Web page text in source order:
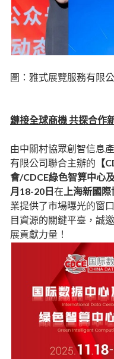
圖：雅式展覽服務有限
鏈接全球商機 共探合作
由中關村協眾創智信息
有限公司聯合主辦的 【
會/CDCE綠色智算中心
月18-20日 在 上海新國
業提供了市場曝光的窗
目資源的關鍵平臺，誠
展貢獻力量！